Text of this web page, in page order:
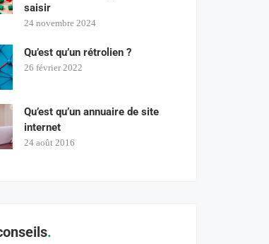
saisir
24 novembre 2024
Qu’est qu’un rétrolien ?
26 février 2022
Qu’est qu’un annuaire de site
internet
24 août 2016